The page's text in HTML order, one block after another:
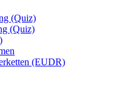
(Quiz)
(Quiz)
(EUDR)